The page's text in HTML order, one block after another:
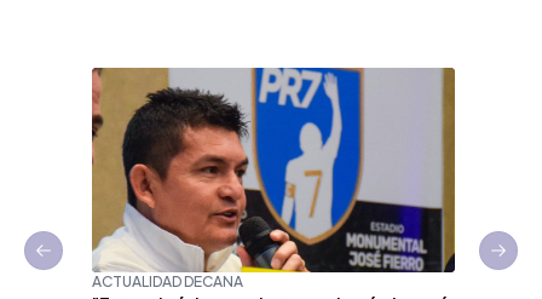
ACTUALIDAD DECANA
Previous slide Next